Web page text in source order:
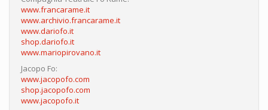
www.francarame.it
www.archivio.francarame.it
www.dariofo.it
shop.dariofo.it
www.mariopirovano.it
Jacopo Fo:
www.jacopofo.com
shop.jacopofo.com
www.jacopofo.it